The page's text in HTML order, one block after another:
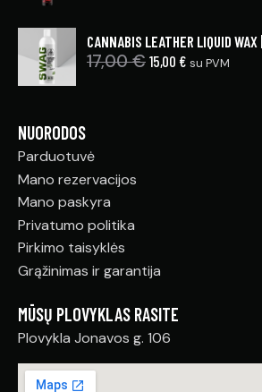
CANNABIS LEATHER LIQUID WAX
17,00€ 15,00 € su PVM
NUORODOS
Parduotuvė
Mano rezervacijos
Mano paskyra
Privatumo politika
Pirkimo taisyklės
Grąžinimas ir garantija
MŪSŲ PLOVYKLAS RASITE
Plovykla Jonavos g. 106